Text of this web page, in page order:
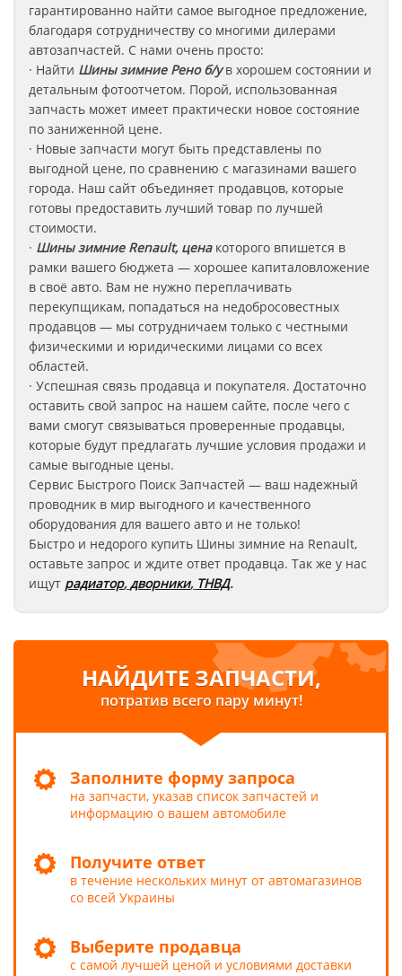
гарантированно найти самое выгодное предложение,
благодаря сотрудничеству со многими дилерами
автозапчастей. С нами очень просто:
· Найти Шины зимниеРеноб/ув хорошем состоянии и
детальным фотоотчетом. Порой, использованная
запчасть может имеет практически новое состояние
по заниженной цене.
· Новые запчасти могут быть представлены по
выгодной цене, по сравнению с магазинами вашего
города. Наш сайт объединяет продавцов, которые
готовы предоставить лучший товар по лучшей
стоимости.
· Шины зимние Renault, цена которого впишется в
рамки вашего бюджета — хорошее капиталовложение
в своё авто. Вам не нужно переплачивать
перекупщикам, попадаться на недобросовестных
продавцов — мы сотрудничаем только с честными
физическими и юридическими лицами со всех
областей.
· Успешная связь продавца и покупателя. Достаточно
оставить свой запрос на нашем сайте, после чего с
вами смогут связываться проверенные продавцы,
которые будут предлагать лучшие условия продажи и
самые выгодные цены.
Сервис Быстрого Поиск Запчастей — ваш надежный
проводник в мир выгодного и качественного
оборудования для вашего авто и не только!
Быстро и недорого купить Шины зимние на Renault,
оставьте запрос и ждите ответ продавца. Так же у нас
ищут радиатор,дворники, ТНВД.
НАЙДИТЕ ЗАПЧАСТИ,
потратив всего пару минут!
Заполните форму запроса
на запчасти, указав список запчастей и
информацию о вашем автомобиле
Получите ответ
в течение нескольких минут от автомагазинов
со всей Украины
Выберите продавца
с самой лучшей ценой и условиями доставки